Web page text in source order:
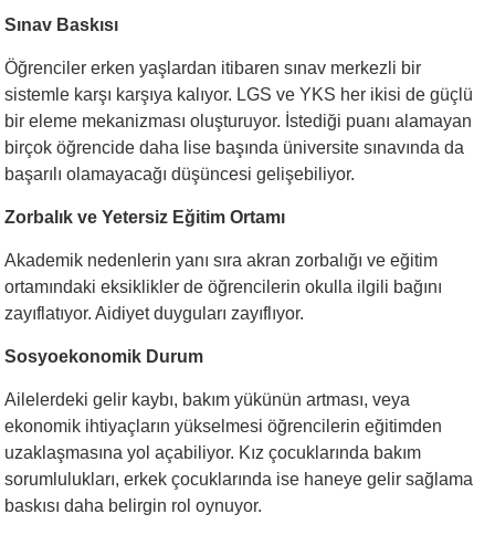
Sınav Baskısı
Öğrenciler erken yaşlardan itibaren sınav merkezli bir
sistemle karşı karşıya kalıyor. LGS ve YKS her ikisi de güçlü
bir eleme mekanizması oluşturuyor. İstediği puanı alamayan
birçok öğrencide daha lise başında üniversite sınavında da
başarılı olamayacağı düşüncesi gelişebiliyor.
Zorbalık ve Yetersiz Eğitim Ortamı
Akademik nedenlerin yanı sıra akran zorbalığı ve eğitim
ortamındaki eksiklikler de öğrencilerin okulla ilgili bağını
zayıflatıyor. Aidiyet duyguları zayıflıyor.
Sosyoekonomik Durum
Ailelerdeki gelir kaybı, bakım yükünün artması, veya
ekonomik ihtiyaçların yükselmesi öğrencilerin eğitimden
uzaklaşmasına yol açabiliyor. Kız çocuklarında bakım
sorumlulukları, erkek çocuklarında ise haneye gelir sağlama
baskısı daha belirgin rol oynuyor.